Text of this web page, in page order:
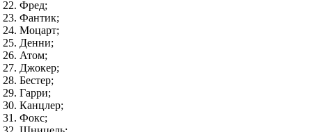
Фред;
Фантик;
Моцарт;
Денни;
Атом;
Джокер;
Бестер;
Гарри;
Канцлер;
Фокс;